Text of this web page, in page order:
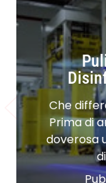
Che
Prima di
doverosa